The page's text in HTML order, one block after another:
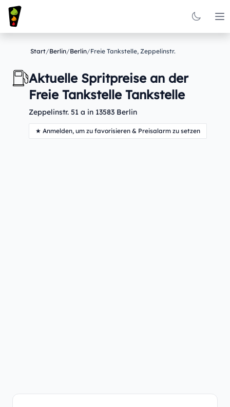
Start/Berlin/Berlin/Freie Tankstelle, Zeppelinstr.
Aktuelle Spritpreise an der
Freie Tankstelle Tankstelle
Zeppelinstr. 51 a in 13583 Berlin
★ Anmelden, um zu favorisieren & Preisalarm zu setzen